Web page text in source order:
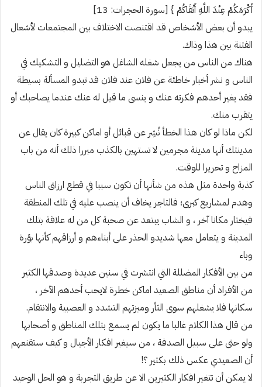
أَكْرَمَكُمْ عِنْدَ اللَّهِ أَتْقَاكُمْ } [سورة الحجرات: 13]
يبدو أن بعض الأشخاص قد اقتنصت الاختلاف بين المجتمعات لأشعال
الفتنة بين هذا وذاك.
هناك من الناس من يجعل شغله الشاغل هو التضليل و التشكيك في
الناس و نشر أخبار خاطئة عن فلان عند فلان قد تبدو المسألة بسيطة
فقد يغير أحدهم فكرته عنك و ينسى ما قيل له عنك عندما يصاحبك أو
يتقرب منك.
لكن ماذا لو كان هذا الخطأ نُشِر عن قبائل أو اماكن كبيرة كان يقال عن
مدينتك أنها مدينة مجرمين لا تستهين بالكذب مبررا ذلك أنه من باب
المزاح و تحريرا للوقت.
كذبة واحدة مثل هذه من شأنها أن تكون سببا في قطع ارزاق الناس
وهدم لمشاريع كبرى؛ فالتاجر يخاف أن ينصب عليه في تلك المنطقة
فيختار مكانا آخر ، و الشاب يبتعد عن صحبة كل من له علاقة بتلك
المدينة و يتعامل معها شديدو الحذر على أبناءهم و أرزاقهم كأنها بؤرة
وباء
من بين الأفكار المضللة التي انتشرت في سنين عديدة وصدقها الكثير
من الأفراد أن مناطق الصعيد اماكن خطرة لايحب أحدهم الآخر ،
سكانها فلا يشغلهم سوى الثأر وميزتهم التشدد و العصبية والانتقام.
من قال هذا الكلام غالبا ما يكون لم يسمع بتلك المناطق و أصحابها
ولو حتى على سبيل الصدفة ، من سيغير افكار الأجيال و كيف ستقنعهم
أن الصعيدي عكس ذلك بكثير ؟!
لا يمكن أن تتغير افكار الكثيرين الا عن طريق التجربة و هو الحل الوحيد